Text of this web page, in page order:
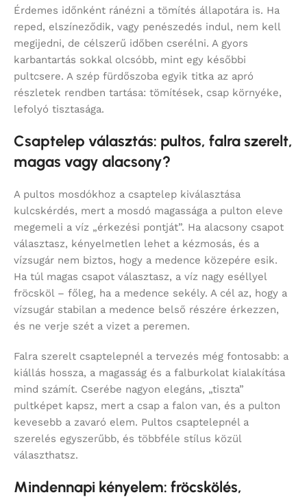
Érdemes időnként ránézni a tömítés állapotára is. Ha
reped, elszíneződik, vagy penészedés indul, nem kell
megijedni, de célszerű időben cserélni. A gyors
karbantartás sokkal olcsóbb, mint egy későbbi
pultcsere. A szép fürdőszoba egyik titka az apró
részletek rendben tartása: tömítések, csap környéke,
lefolyó tisztasága.
Csaptelep választás: pultos, falra szerelt,
magas vagy alacsony?
A pultos mosdókhoz a csaptelep kiválasztása
kulcskérdés, mert a mosdó magassága a pulton eleve
megemeli a víz „érkezési pontját”. Ha alacsony csapot
választasz, kényelmetlen lehet a kézmosás, és a
vízsugár nem biztos, hogy a medence közepére esik.
Ha túl magas csapot választasz, a víz nagy eséllyel
fröcsköl – főleg, ha a medence sekély. A cél az, hogy a
vízsugár stabilan a medence belső részére érkezzen,
és ne verje szét a vizet a peremen.
Falra szerelt csaptelepnél a tervezés még fontosabb: a
kiállás hossza, a magasság és a falburkolat kialakítása
mind számít. Cserébe nagyon elegáns, „tiszta”
pultképet kapsz, mert a csap a falon van, és a pulton
kevesebb a zavaró elem. Pultos csaptelepnél a
szerelés egyszerűbb, és többféle stílus közül
választhatsz.
Mindennapi kényelem: fröcskölés,